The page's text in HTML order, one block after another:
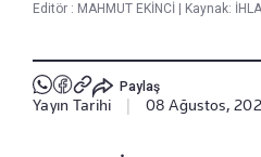
Editör : MAHMUT EKİNCİ Kaynak:
Paylaş
Yayın Tarihi 08 Ağustos,